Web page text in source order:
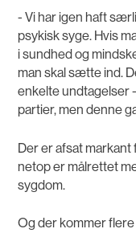
- Vi har igen haft
psykisk syge. Hvis
i sundhed og
man skal sætte ind.
enkelte undtagelser
partier, men denne
Der er afsat markant
netop er målrettet
sygdom.
Og der kommer